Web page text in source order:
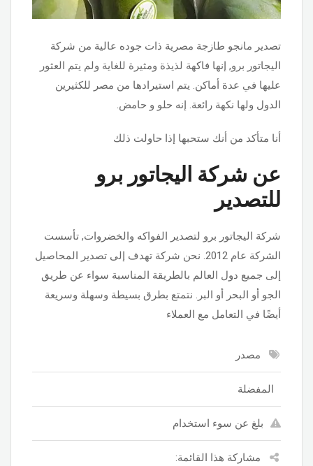
تصدير مانجو طازجة مصرية ذات جوده عالية من شركة
اليجاتور برو, إنها فاكهة لذيذة ومثيرة للغاية ولم يتم العثور
عليها في عدة أماكن. يتم استيرادها من مصر للكثيرين
الدول ولها نكهة رائعة. إنه حلو و حامض.
أنا متأكد من أنك ستحبها إذا حاولت ذلك
عن شركة اليجاتور برو
للتصدير
شركة اليجاتور برو لتصدير الفواكه والخضروات, تأسست
الشركة عام 2012. نحن شركة تهدف إلى تصدير المحاصيل
إلى جميع دول العالم بالطريقة المناسبة سواء عن طريق
الجو أو البحر أو البر. نتمتع بطرق بسيطة وسهلة وسريعة
أيضًا في التعامل مع العملاء
مصدر
المفضلة
بلغ عن سوء استخدام
مشاركة هذا القائمة: